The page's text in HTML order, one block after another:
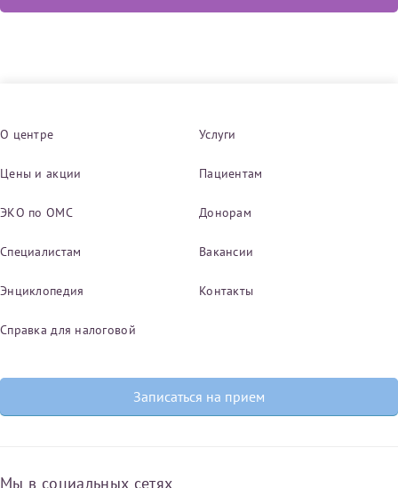
О центре Услуги
Цены и акции Пациентам
ЭКО по ОМС Донорам
Специалистам Вакансии
Энциклопедия Контакты
Справка для налоговой
Записаться на прием
Мы в социальных сетях